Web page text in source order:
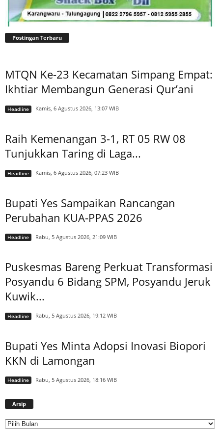
Postingan Terbaru
MTQN Ke-23 Kecamatan Simpang Empat:
Ikhtiar Membangun Generasi Qur’ani
Headline Kamis, 6 Agustus 2026, 13:07 WIB
Raih Kemenangan 3-1, RT 05 RW 08
Tunjukkan Taring di Laga...
Headline Kamis, 6 Agustus 2026, 07:23 WIB
Bupati Yes Sampaikan Rancangan
Perubahan KUA-PPAS 2026
Headline Rabu, 5 Agustus 2026, 21:09 WIB
Puskesmas Bareng Perkuat Transformasi
Posyandu 6 Bidang SPM, Posyandu Jeruk
Kuwik...
Headline Rabu, 5 Agustus 2026, 19:12 WIB
Bupati Yes Minta Adopsi Inovasi Biopori
KKN di Lamongan
Headline Rabu, 5 Agustus 2026, 18:16 WIB
Arsip